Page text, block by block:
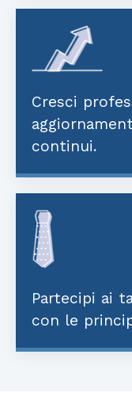
Cresci
continui.
Partecipi ai
con le